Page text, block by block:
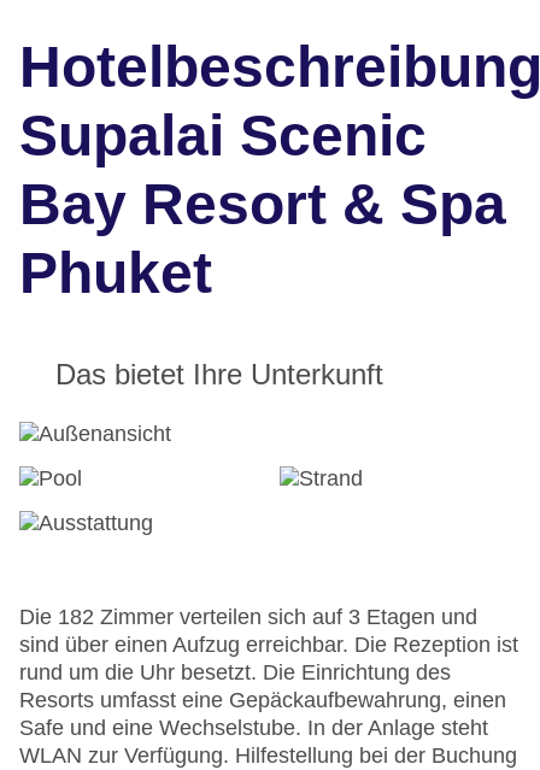
Supalai Scenic
Bay Resort & Spa
Phuket
Das bietet Ihre Unterkunft
Die 182 Zimmer verteilen sich auf 3 Etagen und
sind über einen Aufzug erreichbar. Die Rezeption ist
rund um die Uhr besetzt. Die Einrichtung des
Resorts umfasst eine Gepäckaufbewahrung, einen
Safe und eine Wechselstube. In der Anlage steht
WLAN zur Verfügung. Hilfestellung bei der Buchung